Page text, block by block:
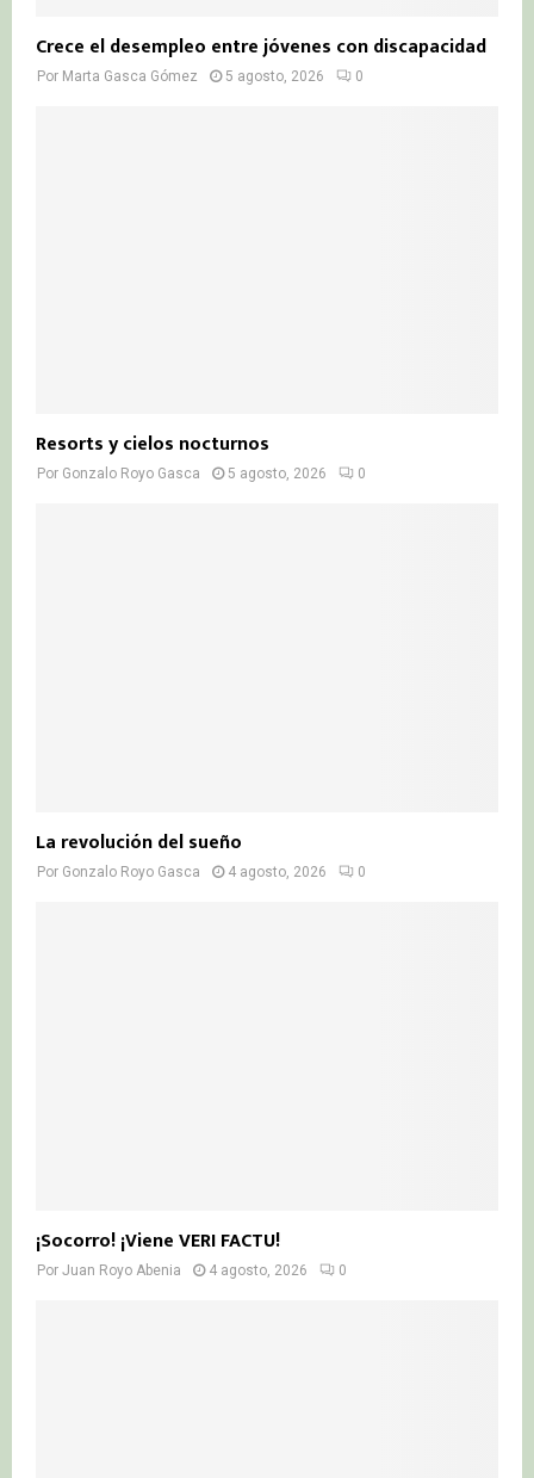
Crece el desempleo entre jóvenes con discapacidad
Por Marta Gasca Gómez 5 agosto, 2026 0
Resorts y cielos nocturnos
Por Gonzalo Royo Gasca 5 agosto, 2026 0
La revolución del sueño
Por Gonzalo Royo Gasca 4 agosto, 2026 0
¡Socorro! ¡Viene VERI FACTU!
Por Juan Royo Abenia 4 agosto, 2026 0